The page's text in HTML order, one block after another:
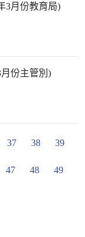
3月份教育局)
份主管別)
37 38 39
47 48 49